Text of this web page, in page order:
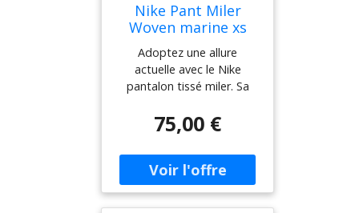
Nike Pant Miler
Woven marine xs
homme
Adoptez une allure
actuelle avec le Nike
pantalon tissé miler. Sa
bleu marine composent
une silhouette épurée,
relevée par le logo
contrastant et des détails
discrets sur les jambes. Sa
coupe fuselée et sa taille
75,00 €